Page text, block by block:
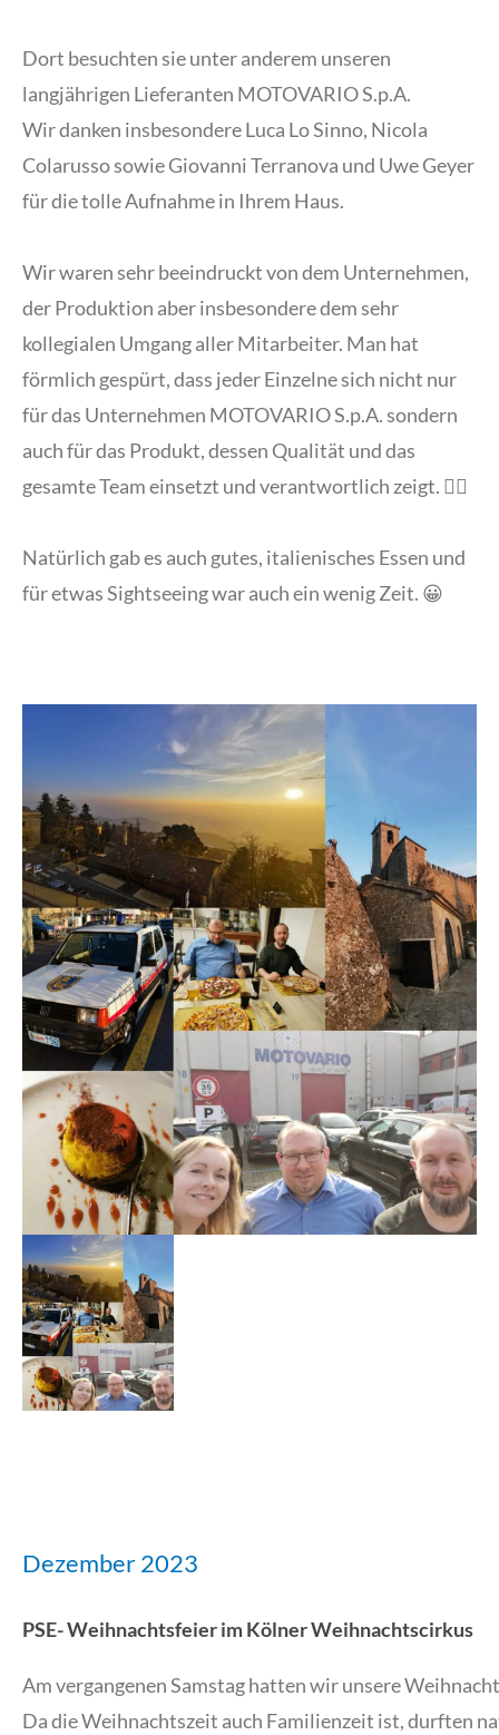
Dort besuchten sie unter anderem unseren
langjährigen Lieferanten MOTOVARIO S.p.A.
Wir danken insbesondere Luca Lo Sinno, Nicola
Colarusso sowie Giovanni Terranova und Uwe Geyer
für die tolle Aufnahme in Ihrem Haus.
Wir waren sehr beeindruckt von dem Unternehmen,
der Produktion aber insbesondere dem sehr
kollegialen Umgang aller Mitarbeiter. Man hat
förmlich gespürt, dass jeder Einzelne sich nicht nur
für das Unternehmen MOTOVARIO S.p.A. sondern
auch für das Produkt, dessen Qualität und das
gesamte Team einsetzt und verantwortlich zeigt. 👍🏼
Natürlich gab es auch gutes, italienisches Essen und
für etwas Sightseeing war auch ein wenig Zeit. 😀
Dezember 2023
PSE- Weihnachtsfeier im Kölner Weihnachtscirkus
Am vergangenen Samstag hatten wir unsere
Da die Weihnachtszeit auch Familienzeit ist, durften